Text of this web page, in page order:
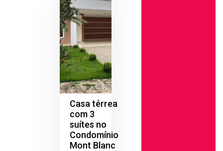
Casa térrea
com 3
suítes no
Condomínio
Mont Blanc